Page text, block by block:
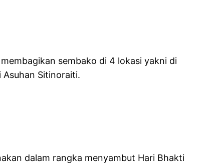
sembako di 4 lokasi yakni di
Asuhan Sitinoraiti.
dalam rangka menyambut Hari Bhakti